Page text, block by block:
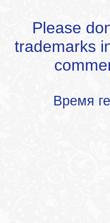
Please
trademarks
Время